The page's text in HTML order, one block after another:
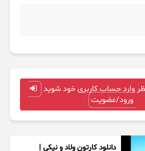
وارد حساب کاربری خود شوید
ورود/عضویت
دانلود کارتون ولاد و نیکی |